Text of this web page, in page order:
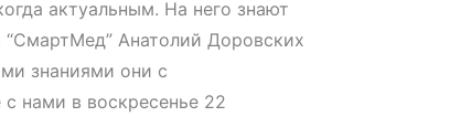
актуальным. На него знают
Анатолий Доровских
знаниями они с
с нами в воскресенье 22